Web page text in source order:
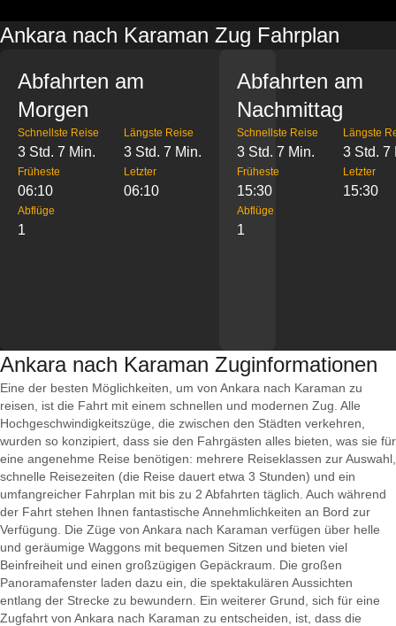
Ankara nach Karaman Zug Fahrplan
Abfahrten am
Morgen
Schnellste Reise
3 Std. 7 Min.
Längste Reise
3 Std. 7 Min.
Früheste
06:10
Letzter
06:10
Abflüge
1
Abfahrten am
Nachmittag
Schnellste Reise
3 Std. 7 Min.
Längste
3 Std. 7
Früheste
15:30
Letzter
15:30
Abflüge
1
Ankara nach Karaman Zuginformationen
Eine der besten Möglichkeiten, um von Ankara nach Karaman zu
reisen, ist die Fahrt mit einem schnellen und modernen Zug. Alle
Hochgeschwindigkeitszüge, die zwischen den Städten verkehren,
wurden so konzipiert, dass sie den Fahrgästen alles bieten, was sie für
eine angenehme Reise benötigen: mehrere Reiseklassen zur Auswahl,
schnelle Reisezeiten (die Reise dauert etwa 3 Stunden) und ein
umfangreicher Fahrplan mit bis zu 2 Abfahrten täglich. Auch während
der Fahrt stehen Ihnen fantastische Annehmlichkeiten an Bord zur
Verfügung. Die Züge von Ankara nach Karaman verfügen über helle
und geräumige Waggons mit bequemen Sitzen und bieten viel
Beinfreiheit und einen großzügigen Gepäckraum. Die großen
Panoramafenster laden dazu ein, die spektakulären Aussichten
entlang der Strecke zu bewundern. Ein weiterer Grund, sich für eine
Zugfahrt von Ankara nach Karaman zu entscheiden, ist, dass die